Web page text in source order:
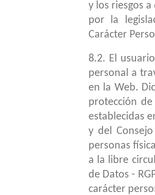
y los riesgos
por la
Carácter
8.2. El
personal a
en la Web.
protección
establecidas
y del
personas
a la libre
de Datos -
carácter